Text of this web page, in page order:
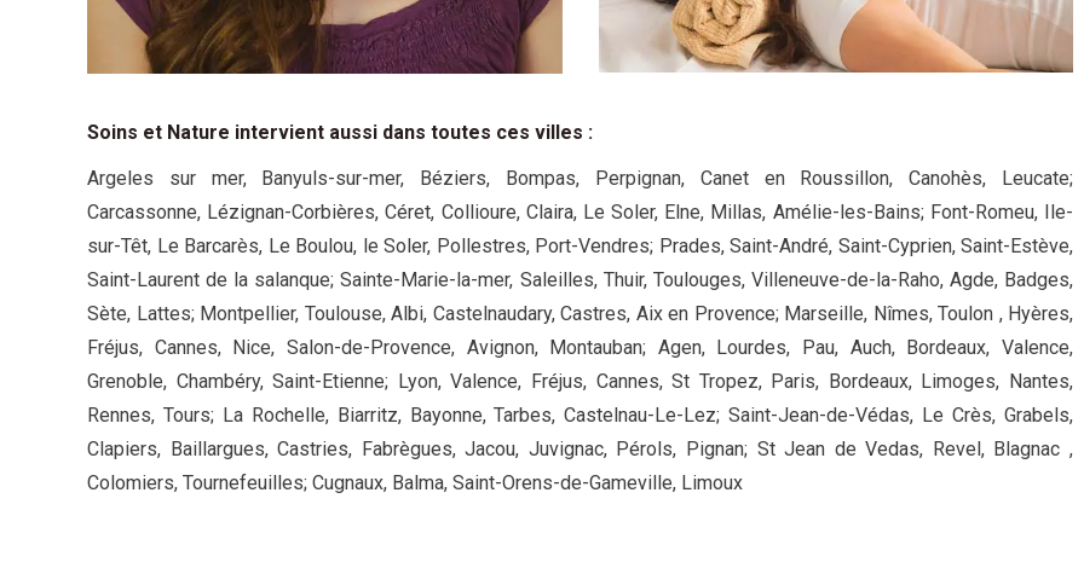
Soins et Nature intervient aussi dans toutes ces villes :
Argeles sur mer, Banyuls-sur-mer, Béziers, Bompas, Perpignan, Canet en Roussillon, Canohès, Leucate;
Carcassonne, Lézignan-Corbières, Céret, Collioure, Claira, Le Soler, Elne, Millas, Amélie-les-Bains; Font-Romeu, Ile-
sur-Têt, Le Barcarès, Le Boulou, le Soler, Pollestres, Port-Vendres; Prades, Saint-André, Saint-Cyprien, Saint-Estève,
Saint-Laurent de la salanque; Sainte-Marie-la-mer, Saleilles, Thuir, Toulouges, Villeneuve-de-la-Raho, Agde, Badges,
Sète, Lattes; Montpellier, Toulouse, Albi, Castelnaudary, Castres, Aix en Provence; Marseille, Nîmes, Toulon , Hyères,
Fréjus, Cannes, Nice, Salon-de-Provence, Avignon, Montauban; Agen, Lourdes, Pau, Auch, Bordeaux, Valence,
Grenoble, Chambéry, Saint-Etienne; Lyon, Valence, Fréjus, Cannes, St Tropez, Paris, Bordeaux, Limoges, Nantes,
Rennes, Tours; La Rochelle, Biarritz, Bayonne, Tarbes, Castelnau-Le-Lez; Saint-Jean-de-Védas, Le Crès, Grabels,
Clapiers, Baillargues, Castries, Fabrègues, Jacou, Juvignac, Pérols, Pignan; St Jean de Vedas, Revel, Blagnac ,
Colomiers, Tournefeuilles; Cugnaux, Balma, Saint-Orens-de-Gameville, Limoux